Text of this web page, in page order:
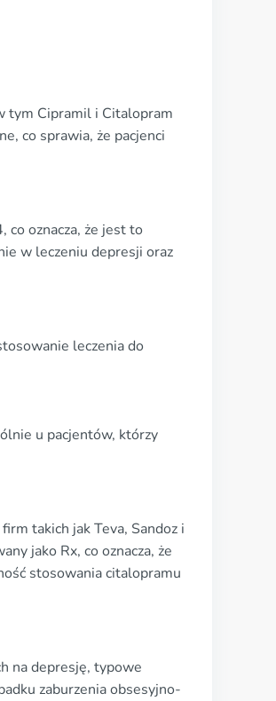
tym Cipramil i Citalopram
co sprawia, że pacjenci
oznacza, że jest to
w leczeniu depresji oraz
leczenia do
u pacjentów, którzy
takich jak Teva, Sandoz i
jako Rx, co oznacza, że
stosowania citalopramu
na depresję, typowe
zaburzenia obsesyjno-